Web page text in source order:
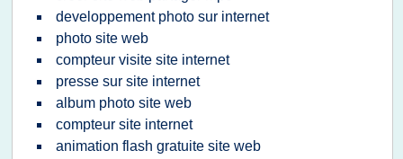
developpement photo sur internet
photo site web
compteur visite site internet
presse sur site internet
album photo site web
compteur site internet
animation flash gratuite site web